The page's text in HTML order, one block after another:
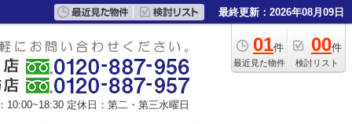
最終更新：2026年08月09日
01件
最近見た物件
00件
検討リスト
10:00~18:30 定休日：第二・第三水曜日